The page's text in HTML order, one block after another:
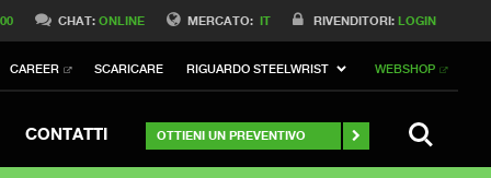
MERCATO: IT RIVENDITORI: LOGIN
CHAT:ONLINE
CAREER SCARICARE RIGUARDO STEELWRIST WEBSHOP
CONTATTI OTTIENI UN PREVENTIVO